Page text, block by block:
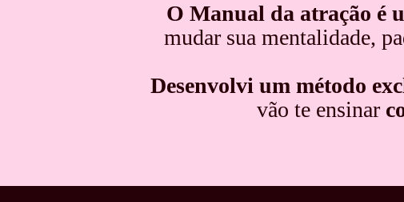
O Manual da atração é
mudar sua mentalidade,
Desenvolvi um método
vão te ensinar